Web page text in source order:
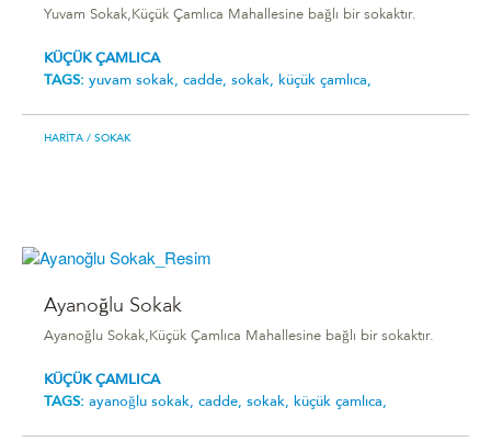
Yuvam Sokak,Küçük Çamlıca Mahallesine bağlı bir sokaktır.
KÜÇÜK ÇAMLICA
TAGS: yuvam sokak, cadde, sokak, küçük çamlıca,
HARITA / SOKAK
Ayanoğlu Sokak
Ayanoğlu Sokak,Küçük Çamlıca Mahallesine bağlı bir sokaktır.
KÜÇÜK ÇAMLICA
TAGS: ayanoğlu sokak, cadde, sokak, küçük çamlıca,